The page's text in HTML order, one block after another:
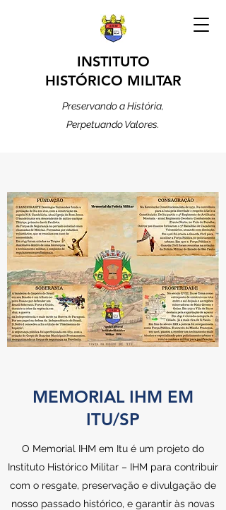
INSTITUTO
HISTÓRICO MILITAR
Preservando a História,
Perpetuando Valores.
MEMORIAL IHM EM
ITU/SP
O Memorial IHM em Itu é um projeto do
Instituto Histórico Militar – IHM para contribuir
com o resgate, preservação e divulgação de
nosso passado histórico, e garantir às novas